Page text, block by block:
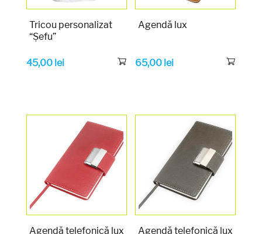
Tricou personalizat
“Șefu”
45,00 lei
Agendă lux
65,00 lei
Agendă telefonică lux
Agendă telefonică lux